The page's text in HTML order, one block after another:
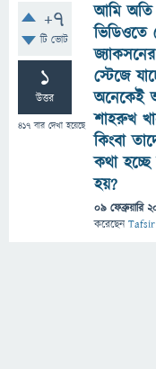
+7
টি ভোট
1
উত্তর
417 বার দেখা হয়েছে
আমি অতি
ভিডিওতে
স্টেজে
অনেকেই
শাহরুখ
কিংবা
কথা
হয়?
09 ফেব্রুয়ারি
করেছেন